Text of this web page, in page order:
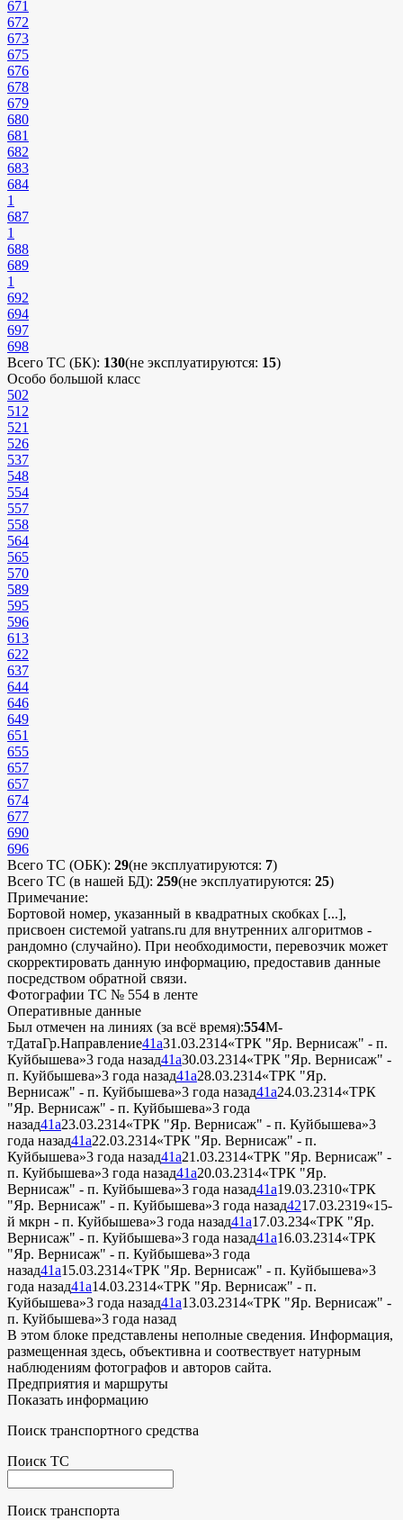
671
672
673
675
676
678
679
680
681
682
683
684
1
687
1
688
689
1
692
694
697
698
Всего ТС (БК): 130(не эксплуатируются: 15)
Особо большой класс
502
512
521
526
537
548
554
557
558
564
565
570
589
595
596
613
622
637
644
646
649
651
655
657
657
674
677
690
696
Всего ТС (ОБК): 29(не эксплуатируются: 7)
Всего ТС (в нашей БД): 259(не эксплуатируются: 25)
Примечание:
Бортовой номер, указанный в квадратных скобках [...],
присвоен системой yatrans.ru для внутренних алгоритмов -
рандомно (случайно). При необходимости, перевозчик может
скорректировать данную информацию, предоставив данные
посредством обратной связи.
Фотографии ТС № 554 в ленте
Оперативные данные
Был отмечен на линиях (за всё время):554М-
тДатаГр.Направление41а31.03.2314«ТРК "Яр. Вернисаж" - п.
Куйбышева»3 года назад41а30.03.2314«ТРК "Яр. Вернисаж" -
п. Куйбышева»3 года назад41а28.03.2314«ТРК "Яр.
Вернисаж" - п. Куйбышева»3 года назад41а24.03.2314«ТРК
"Яр. Вернисаж" - п. Куйбышева»3 года
назад41а23.03.2314«ТРК "Яр. Вернисаж" - п. Куйбышева»3
года назад41а22.03.2314«ТРК "Яр. Вернисаж" - п.
Куйбышева»3 года назад41а21.03.2314«ТРК "Яр. Вернисаж" -
п. Куйбышева»3 года назад41а20.03.2314«ТРК "Яр.
Вернисаж" - п. Куйбышева»3 года назад41а19.03.2310«ТРК
"Яр. Вернисаж" - п. Куйбышева»3 года назад4217.03.2319«15-
й мкрн - п. Куйбышева»3 года назад41а17.03.234«ТРК "Яр.
Вернисаж" - п. Куйбышева»3 года назад41а16.03.2314«ТРК
"Яр. Вернисаж" - п. Куйбышева»3 года
назад41а15.03.2314«ТРК "Яр. Вернисаж" - п. Куйбышева»3
года назад41а14.03.2314«ТРК "Яр. Вернисаж" - п.
Куйбышева»3 года назад41а13.03.2314«ТРК "Яр. Вернисаж" -
п. Куйбышева»3 года назад
В этом блоке представлены неполные сведения. Информация,
размещенная здесь, объективна и соотвествует натурным
наблюдениям фотографов и авторов сайта.
Предприятия и маршруты
Показать информацию
Поиск транспортного средства
Поиск ТС
Поиск транспорта